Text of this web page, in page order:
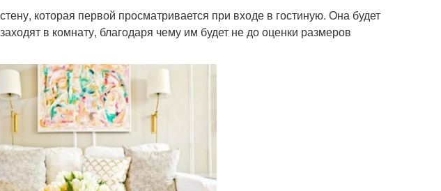
которая первой просматривается при входе в гостиную. Она будет
в комнату, благодаря чему им будет не до оценки размеров